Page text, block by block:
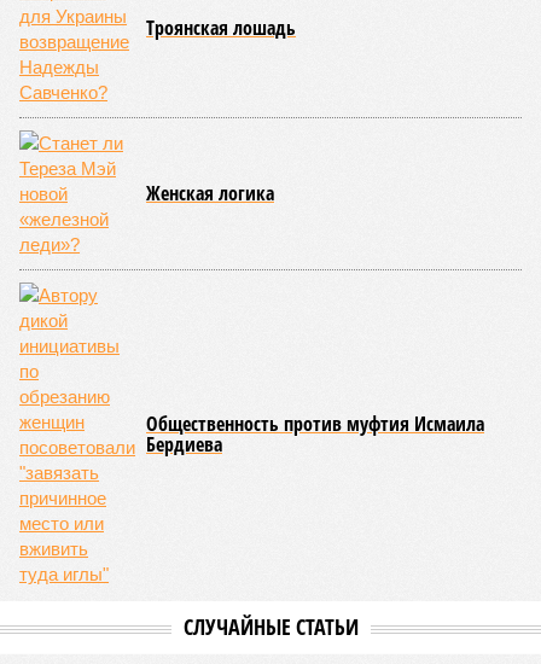
Троянская лошадь
Женская логика
Общественность против муфтия Исмаила
Бердиева
СЛУЧАЙНЫЕ СТАТЬИ